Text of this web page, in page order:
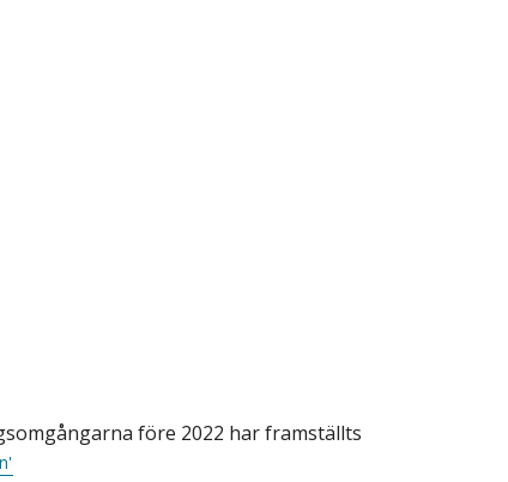
före 2022 har framställts